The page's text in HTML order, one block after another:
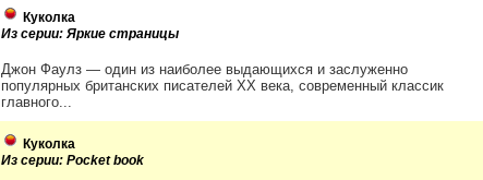
Куколка
Из серии: Яркие страницы
Джон Фаулз — один из наиболее выдающихся и заслуженно
популярных британских писателей ХХ века, современный классик
главного...
Куколка
Из серии: Pocket book